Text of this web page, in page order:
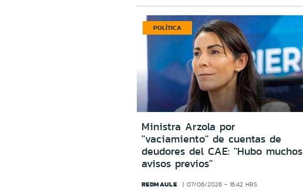
POLÍTICA
Ministra Arzola por
''vaciamiento'' de cuentas de
deudores del CAE: ''Hubo muchos
avisos previos''
REDMAULE 07/06/2026 - 16:42 HRS